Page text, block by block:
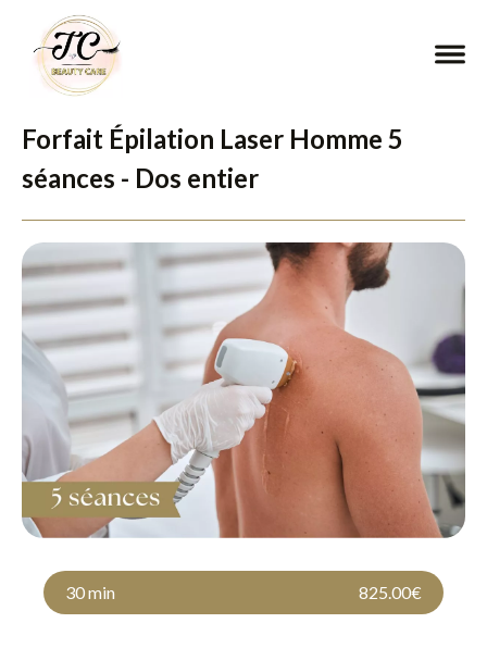
Forfait Épilation Laser Homme 5
séances - Dos entier
30 min 825.00€